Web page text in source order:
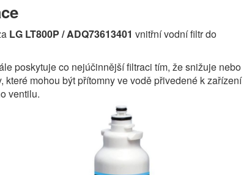
LG LT800P / ADQ73613401 vnitřní vodní filtr do
poskytuje co nejúčinnější filtraci tím, že snižuje nebo
mohou být přítomny ve vodě přivedené k zařízení
ventilu.